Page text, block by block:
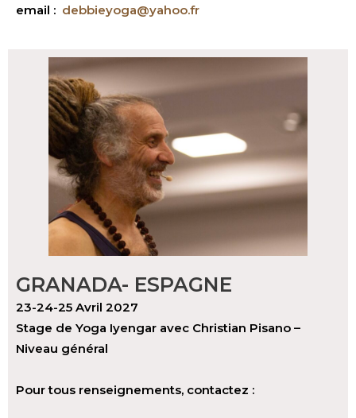
email : debbieyoga@yahoo.fr
GRANADA- ESPAGNE
23-24-25 Avril 2027
Stage de Yoga Iyengar avec Christian Pisano –
Niveau général
Pour tous renseignements, contactez :